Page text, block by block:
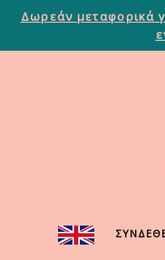
Δωρεάν μεταφορικά